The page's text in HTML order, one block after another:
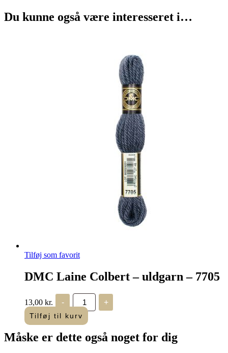
Du kunne også være interesseret i…
Tilføj som favorit
DMC Laine Colbert – uldgarn – 7705
13,00 kr. -
DMC
Laine
Colbert
-
+
Tilføj til kurv
Måske er dette også noget for dig